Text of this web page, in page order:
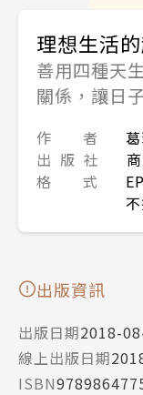
理想生活
善用四種天
關係，讓日
作 者
出 版 社
格 式
出版資訊
出版日期2018-
線上出版日期
ISBN